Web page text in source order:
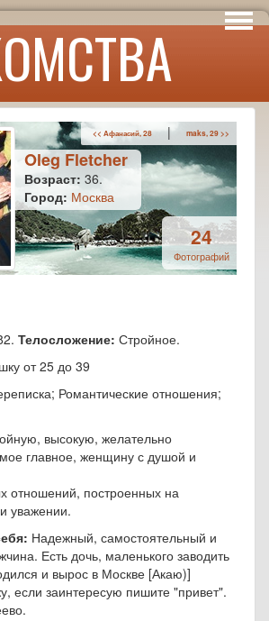
Интересы
Юмор
Oleg Fletcher
Возраст: 36.
Город: Москва
<< Афанасий, 28 | maks, 29 >>
24
Фотографий
Телосложение: Стройное.
от 25 до 39
Романтические отношения;
высокую, желательно
главное, женщину с душой и
отношений, построенных на
уважении.
Надежный, самостоятельный и
Есть дочь, маленького заводить
и вырос в Москве [Акаю)]
если заинтересую пишите "привет".